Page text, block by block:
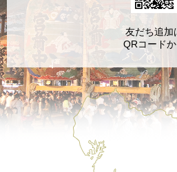
友だち追加
QRコード